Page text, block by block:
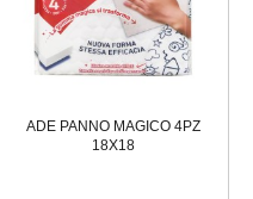
ADE PANNO MAGICO 4PZ
18X18